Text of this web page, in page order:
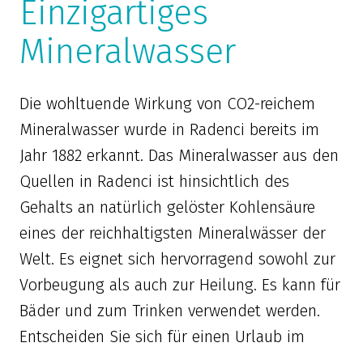
Einzigartiges
Mineralwasser
Die wohltuende Wirkung von CO2-reichem
Mineralwasser wurde in Radenci bereits im
Jahr 1882 erkannt. Das Mineralwasser aus den
Quellen in Radenci ist hinsichtlich des
Gehalts an natürlich gelöster Kohlensäure
eines der reichhaltigsten Mineralwässer der
Welt. Es eignet sich hervorragend sowohl zur
Vorbeugung als auch zur Heilung. Es kann für
Bäder und zum Trinken verwendet werden.
Entscheiden Sie sich für einen Urlaub im